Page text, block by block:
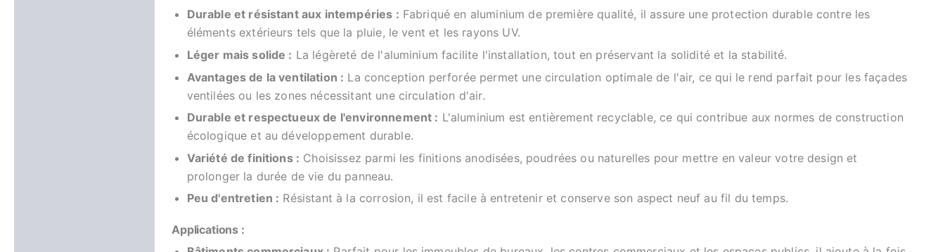
Durable et résistant aux intempéries : Fabriqué en aluminium de première qualité, il assure une protection durable contre les
éléments extérieurs tels que la pluie, le vent et les rayons UV.
Léger mais solide : La légèreté de l'aluminium facilite l'installation, tout en préservant la solidité et la stabilité.
Avantages de la ventilation : La conception perforée permet une circulation optimale de l'air, ce qui le rend parfait pour les façades
ventilées ou les zones nécessitant une circulation d'air.
Durable et respectueux de l'environnement : L'aluminium est entièrement recyclable, ce qui contribue aux normes de construction
écologique et au développement durable.
Variété de finitions : Choisissez parmi les finitions anodisées, poudrées ou naturelles pour mettre en valeur votre design et
prolonger la durée de vie du panneau.
Peu d'entretien : Résistant à la corrosion, il est facile à entretenir et conserve son aspect neuf au fil du temps.
Applications :